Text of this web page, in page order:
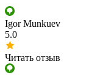
Igor Munkuev
5.0
Читать отзыв